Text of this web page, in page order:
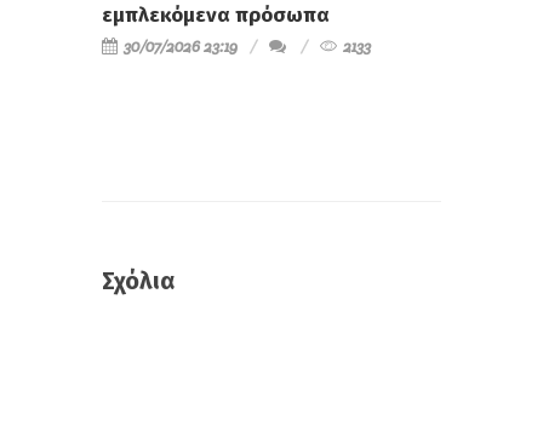
εμπλεκόμενα πρόσωπα
30/07/2026 23:19 2133
Σχόλια